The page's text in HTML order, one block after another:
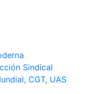
Sindical
CGT, UAS